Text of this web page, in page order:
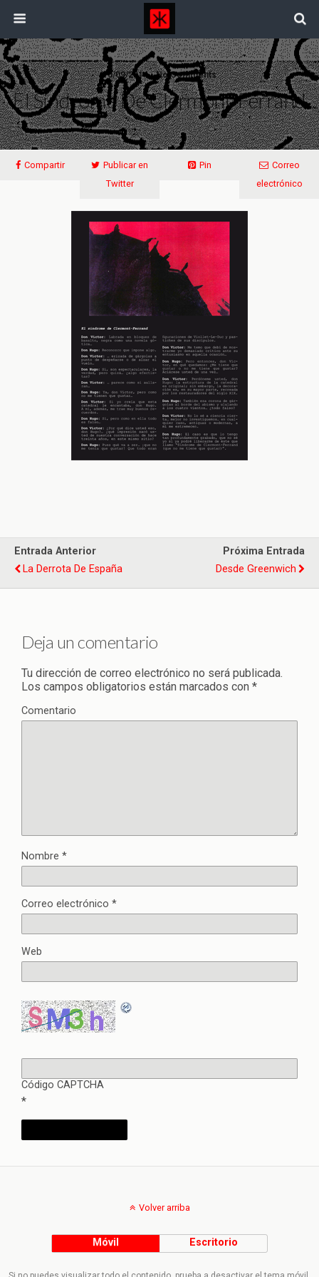
10/09/2014 • No Comments
El Síndrome De Clermont-Ferrand
Compartir
Publicar en
Twitter
Pin
Correo
electrónico
Entrada Anterior
La Derrota De España
Próxima Entrada
Desde Greenwich
Deja un comentario
Tu dirección de correo electrónico no será publicada.
Los campos obligatorios están marcados con *
Comentario
Nombre *
Correo electrónico *
Web
Código CAPTCHA
*
Volver arriba
Móvil Escritorio